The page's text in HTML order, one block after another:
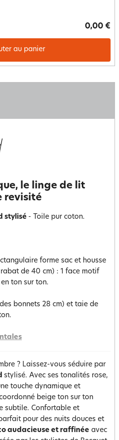
0,00 €
au panier
le linge de lit
revisité
stylisé - Toile pur coton.
forme sac et housse
de 40 cm) : 1 face motif
ton sur ton.
bonnets 28 cm) et taie de
? Laissez-vous séduire par
stylisé. Avec ses tonalités rose,
touche dynamique et
beige ton sur ton
subtile. Confortable et
pour des nuits douces et
audacieuse et raffinée avec